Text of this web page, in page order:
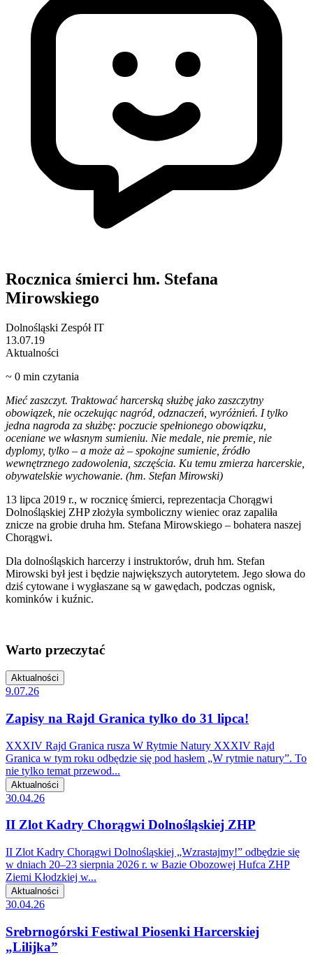
Rocznica śmierci hm. Stefana
Mirowskiego
Dolnośląski Zespół IT
13.07.19
Aktualności
~ 0 min czytania
Mieć zaszczyt. Traktować harcerską służbę jako zaszczytny
obowiązek, nie oczekując nagród, odznaczeń, wyróżnień. I tylko
jedna nagroda za służbę: poczucie spełnionego obowiązku,
oceniane we własnym sumieniu. Nie medale, nie premie, nie
dyplomy, tylko – a może aż – spokojne sumienie, źródło
wewnętrznego zadowolenia, szczęścia. Ku temu zmierza harcerskie,
obywatelskie wychowanie. (hm. Stefan Mirowski)
13 lipca 2019 r., w rocznicę śmierci, reprezentacja Chorągwi
Dolnośląskiej ZHP złożyła symboliczny wieniec oraz zapaliła
znicze na grobie druha hm. Stefana Mirowskiego – bohatera naszej
Chorągwi.
Dla dolnośląskich harcerzy i instruktorów, druh hm. Stefan
Mirowski był jest i będzie największych autorytetem. Jego słowa do
dziś cytowane i wygłaszane są w gawędach, podczas ognisk,
kominków i kuźnic.
Warto przeczytać
Aktualności
9.07.26
Zapisy na Rajd Granica tylko do 31 lipca!
XXXIV Rajd Granica rusza W Rytmie Natury XXXIV Rajd
Granica w tym roku odbędzie się pod hasłem „W rytmie natury”. To
nie tylko temat przewod...
Aktualności
30.04.26
II Zlot Kadry Chorągwi Dolnośląskiej ZHP
II Zlot Kadry Chorągwi Dolnośląskiej „Wzrastajmy!” odbędzie się
w dniach 20–23 sierpnia 2026 r. w Bazie Obozowej Hufca ZHP
Ziemi Kłodzkiej w...
Aktualności
30.04.26
Srebrnogórski Festiwal Piosenki Harcerskiej
„Lilijka”